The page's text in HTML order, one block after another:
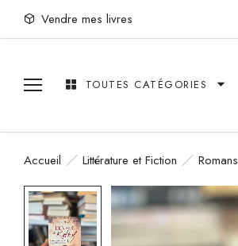
Vendre mes livres
TOUTES CATÉGORIES
Accueil Littérature et Fiction Romans